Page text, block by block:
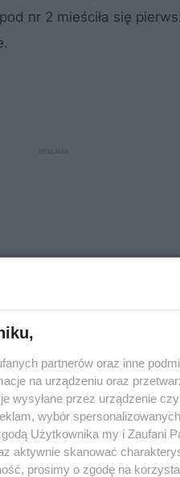
nr 2 mieściła się
- bez zmian. Za to
partnerów oraz inne
na urządzeniu oraz
wysyłane przez urządzenie
wybór
Użytkownika my i Zaufani
aktywnie skanować
prosimy o zgodę na